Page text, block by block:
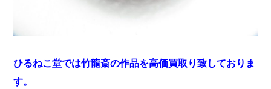
ひるねこ堂では竹龍斎の作品を高価買取り致しておりま
す。